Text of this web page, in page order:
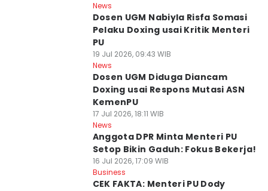
News
Dosen UGM Nabiyla Risfa Somasi
Pelaku Doxing usai Kritik Menteri
PU
19 Jul 2026, 09:43 WIB
News
Dosen UGM Diduga Diancam
Doxing usai Respons Mutasi ASN
KemenPU
17 Jul 2026, 18:11 WIB
News
Anggota DPR Minta Menteri PU
Setop Bikin Gaduh: Fokus Bekerja!
16 Jul 2026, 17:09 WIB
Business
CEK FAKTA: Menteri PU Dody